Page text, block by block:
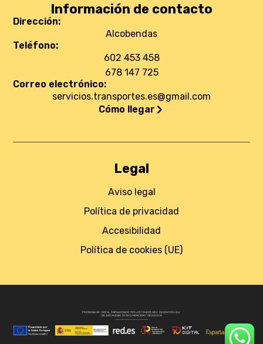
Información de contacto
Dirección:
Alcobendas
Teléfono:
602 453 458
678 147 725
Correo electrónico:
servicios.transportes.es@gmail.com
Cómo llegar
Legal
Aviso legal
Política de privacidad
Accesibilidad
Política de cookies (UE)